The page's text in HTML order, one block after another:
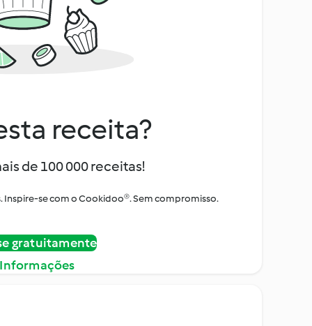
receita?
de 100 000 receitas!
Inspire-se com o Cookidoo®. Sem compromisso.
gratuitamente